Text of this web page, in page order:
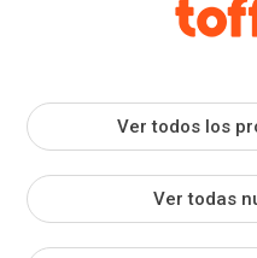
Ver todos los
Ver todas